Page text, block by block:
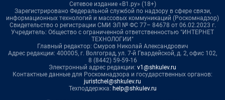
Сетевое издание «В1.ру» (18+)
Зарегистрировано Федеральной службой по надзору в сфере связи,
информационных технологий и массовых коммуникаций (Роскомнадзор)
Свидетельство о регистрации СМИ ЭЛ № ФС 77– 84678 от 06.02.2023 г.
Учредитель: Общество с ограниченной ответственностью "ИНТЕРНЕТ
ТЕХНОЛОГИИ"
Главный редактор: Смуров Николай Александрович
Адрес редакции: 400005, г. Волгоград, ул. 7-й Гвардейской, д. 2, офис 102,
8 (8442) 59-59-16
Электронный адрес редакции: v1@shkulev.ru
Контактные данные для Роскомнадзора и государственных органов:
juristchel@shkulev.ru
Техподдержка: help@shkulev.ru